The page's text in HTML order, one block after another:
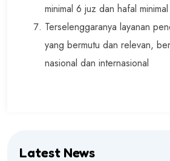
minimal 6 juz dan hafal
Terselenggaranya layanan
yang bermutu dan relevan,
nasional dan internasional
Latest News